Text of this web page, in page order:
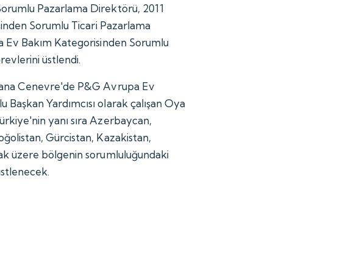
Pazarlama Direktörü, 2011
Sorumlu Ticari Pazarlama
Ev Bakım Kategorisinden Sorumlu
üstlendi.
Cenevre'de P&G Avrupa Ev
Yardımcısı olarak çalışan Oya
yanı sıra Azerbaycan,
Gürcistan, Kazakistan,
üzere bölgenin sorumluluğundaki